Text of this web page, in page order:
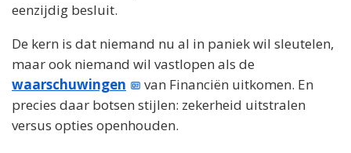
eenzijdig besluit.
De kern is dat niemand nu al in paniek wil sleutelen,
maar ook niemand wil vastlopen als de
waarschuwingen
van Financiën uitkomen. En
precies daar botsen stijlen: zekerheid uitstralen
versus opties openhouden.